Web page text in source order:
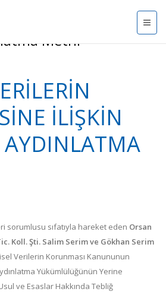
Metni
İLİŞKİN
AYDINLATMA
sorumlusu sıfatıyla hareket eden Orsan
Koll. Şti. Salim Serim ve Gökhan Serim
Verilerin Korunması Kanununun
Yükümlülüğünün Yerine
ve Esaslar Hakkında Tebliğ